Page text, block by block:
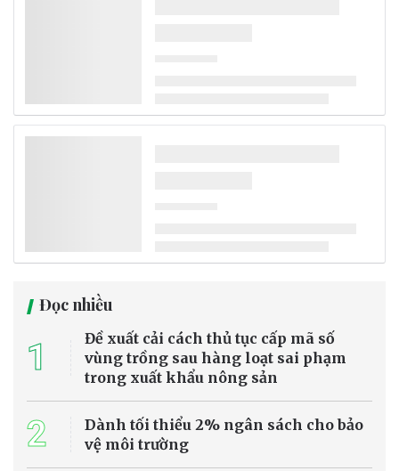
Đọc nhiều
1
Đề xuất cải cách thủ tục cấp mã số
vùng trồng sau hàng loạt sai phạm
trong xuất khẩu nông sản
2
Dành tối thiểu 2% ngân sách cho bảo
vệ môi trường